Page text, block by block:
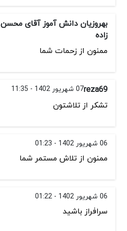
بهروزیان دانش آموز آقای محسن
زاده
ممنون از زحمات شما
reza6907 شهریور 1402 - 11:35
تشکر از تلاشتون
06 شهریور 1402 - 01:23
ممنون از تلاش مستمر شما
06 شهریور 1402 - 01:22
سرافراز باشید